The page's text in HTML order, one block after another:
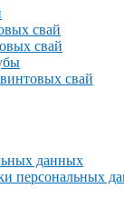
свай
свай
свай
данных
персональных